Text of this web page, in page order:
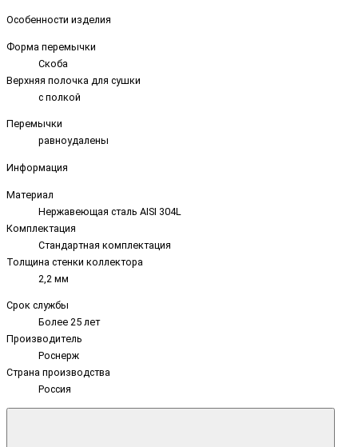
Особенности изделия
Форма перемычки
Скоба
Верхняя полочка для сушки
с полкой
Перемычки
равноудалены
Информация
Материал
Нержавеющая сталь AISI 304L
Комплектация
Стандартная комплектация
Толщина стенки коллектора
2,2 мм
Срок службы
Более 25 лет
Производитель
Роснерж
Страна производства
Россия